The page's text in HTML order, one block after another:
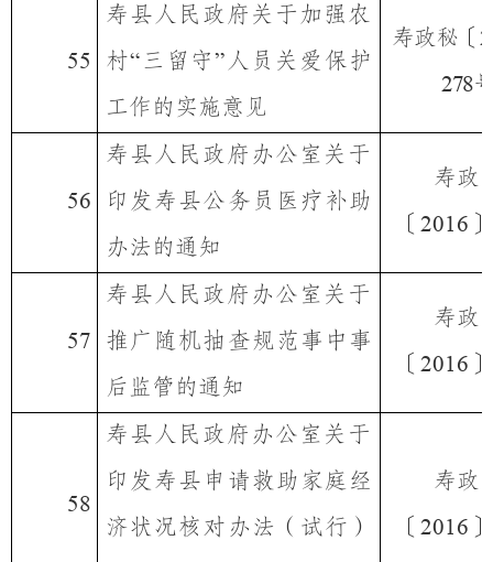
55
寿县人民政府关于加强农
村“三留守” 人员关爱保护
工作的实施意见
寿政秘〔
278
56
寿县人民政府办公室关于
印发寿县公务员医疗补助
办法的通知
寿政
〔 2016 〕
57
寿县人民政府办公室关于
推广随机抽查规范事中事
后监管的通知
寿政
〔 2016 〕
58
寿县人民政府办公室关于
印发寿县申请救助家庭经
济状况核对办法（试行）
寿政
〔 2016 〕